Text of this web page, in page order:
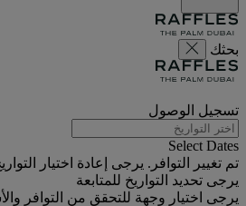
بحثك
تسجيل الوصول
Select Dates
تم تغيير التوافر. يرجى إعادة اختيار
يرجى تحديد التواريخ للمتابعة
يرجى اختيار وجهة للتحقق من التوافر